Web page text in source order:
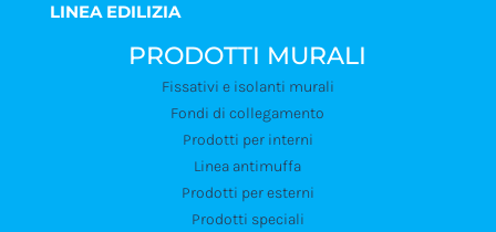
LINEA EDILIZIA
PRODOTTI MURALI
Fissativi e isolanti murali
Fondi di collegamento
Prodotti per interni
Linea antimuffa
Prodotti per esterni
Prodotti speciali